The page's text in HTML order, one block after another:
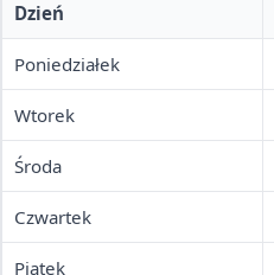
Dzień
Poniedziałek
Wtorek
Środa
Czwartek
Piątek